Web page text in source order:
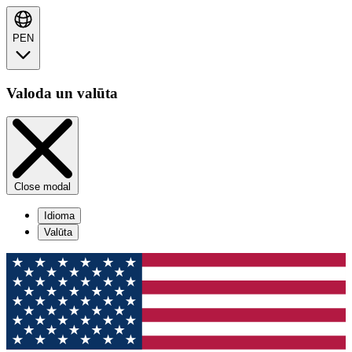
PEN
Valoda un valūta
Close modal
Idioma
Valūta